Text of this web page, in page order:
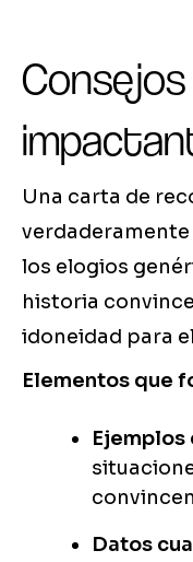
Una carta de
los elogios
historia
idoneidad para
Elementos que
Datos